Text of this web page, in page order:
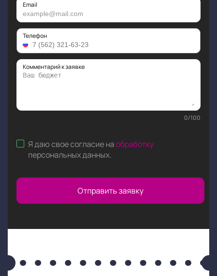
Email
Телефон
Комментарий к заявке
0/100
Я даю свое согласие наобработку
персональных данных.
Отправить заявку